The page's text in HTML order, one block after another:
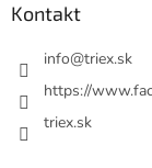
Kontakt
info@triex.sk
https://
triex.sk